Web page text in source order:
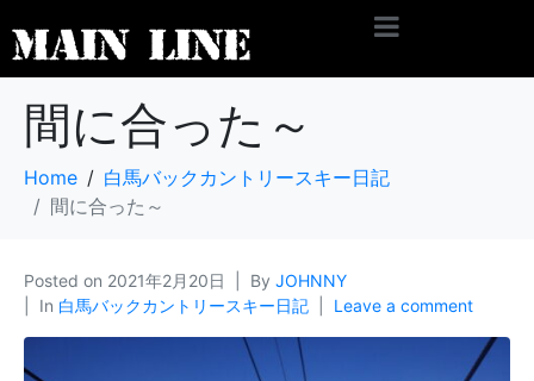
間に合った～
Home
白馬バックカントリースキー日記
間に合った～
Posted on 2021年2月20日 By JOHNNY
In 白馬バックカントリースキー日記 Leave a comment